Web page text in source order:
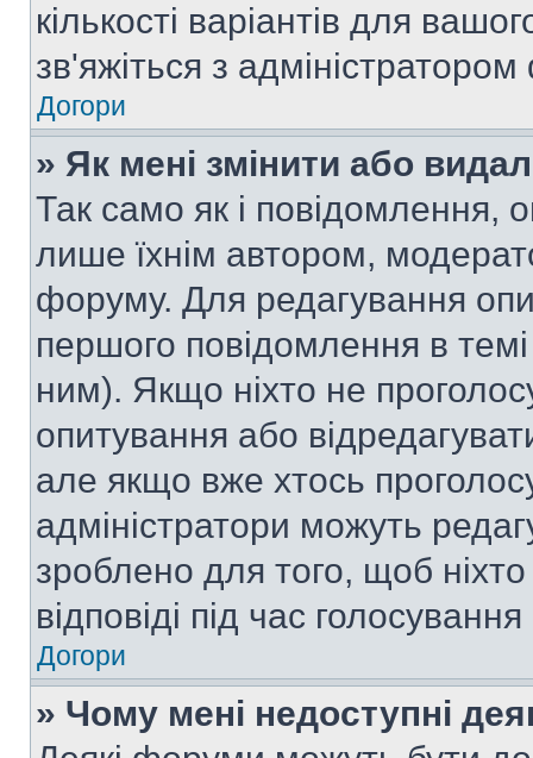
кількості варіантів для
зв'яжіться з
Догори
» Як мені змінити або
Так само як і повідомлення,
лише їхнім автором,
форуму. Для редагування
першого повідомлення в
ним). Якщо ніхто не
опитування або
але якщо вже хтось
адміністратори можуть
зроблено для того, щоб
відповіді під час голосування
Догори
» Чому мені недоступні